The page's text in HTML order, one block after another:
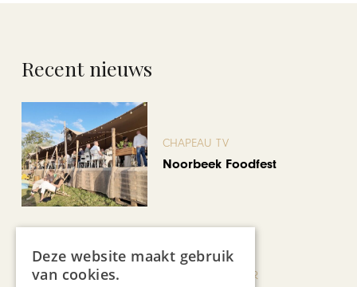
Recent nieuws
CHAPEAU TV
Noorbeek Foodfest
KUNST & CULTUUR
Deze website maakt gebruik
van cookies.